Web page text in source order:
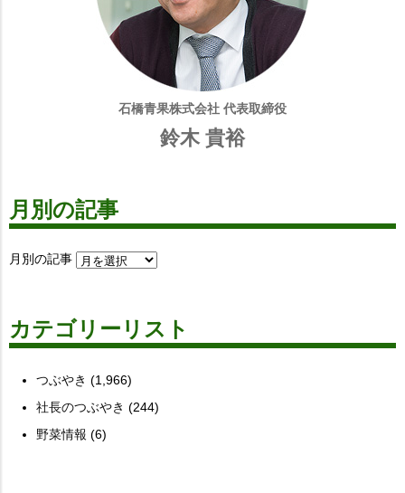
石橋青果株式会社 代表取締役
鈴木 貴裕
月別の記事
月別の記事
カテゴリーリスト
つぶやき (1,966)
社長のつぶやき (244)
野菜情報 (6)